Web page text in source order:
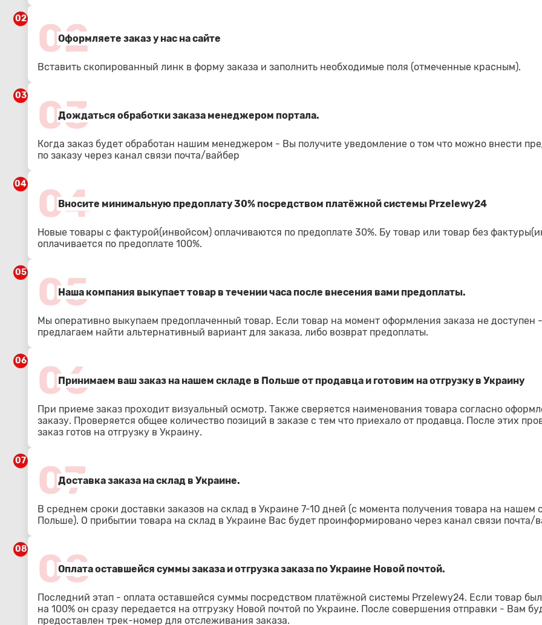
02 02
Оформляете заказ у нас на сайте
Вставить скопированный линк в форму заказа и заполнить необходимые поля (отмеченные красным).
03 03
Дождаться обработки заказа менеджером портала.
Когда заказ будет обработан нашим менеджером - Вы получите уведомление о том что можно внести
по заказу через канал связи почта/вайбер
04 04
Вносите минимальную предоплату 30% посредством платёжной системы Przelewy24
Новые товары с фактурой(инвойсом) оплачиваются по предоплате 30%. Бу товар или товар без
оплачивается по предоплате 100%.
05 05
Наша компания выкупает товар в течении часа после внесения вами предоплаты.
Мы оперативно выкупаем предоплаченный товар. Если товар на момент оформления заказа не доступен
предлагаем найти альтернативный вариант для заказа, либо возврат предоплаты.
06 06
Принимаем ваш заказ на нашем складе в Польше от продавца и готовим на отгрузку в Украину
При приеме заказ проходит визуальный осмотр. Также сверяется наименования товара согласно
заказу. Проверяется общее количество позиций в заказе с тем что приехало от продавца. После этих
заказ готов на отгрузку в Украину.
07 07
Доставка заказа на склад в Украине.
В среднем сроки доставки заказов на склад в Украине 7-10 дней (с момента получения товара на нашем
Польше). О прибытии товара на склад в Украине Вас будет проинформировано через канал связи почта/
08 08
Оплата оставшейся суммы заказа и отгрузка заказа по Украине Новой почтой.
Последний этап - оплата оставшейся суммы посредством платёжной системы Przelewy24. Если товар
на 100% он сразу передается на отгрузку Новой почтой по Украине. После совершения отправки - Вам
предоставлен трек-номер для отслеживания заказа.